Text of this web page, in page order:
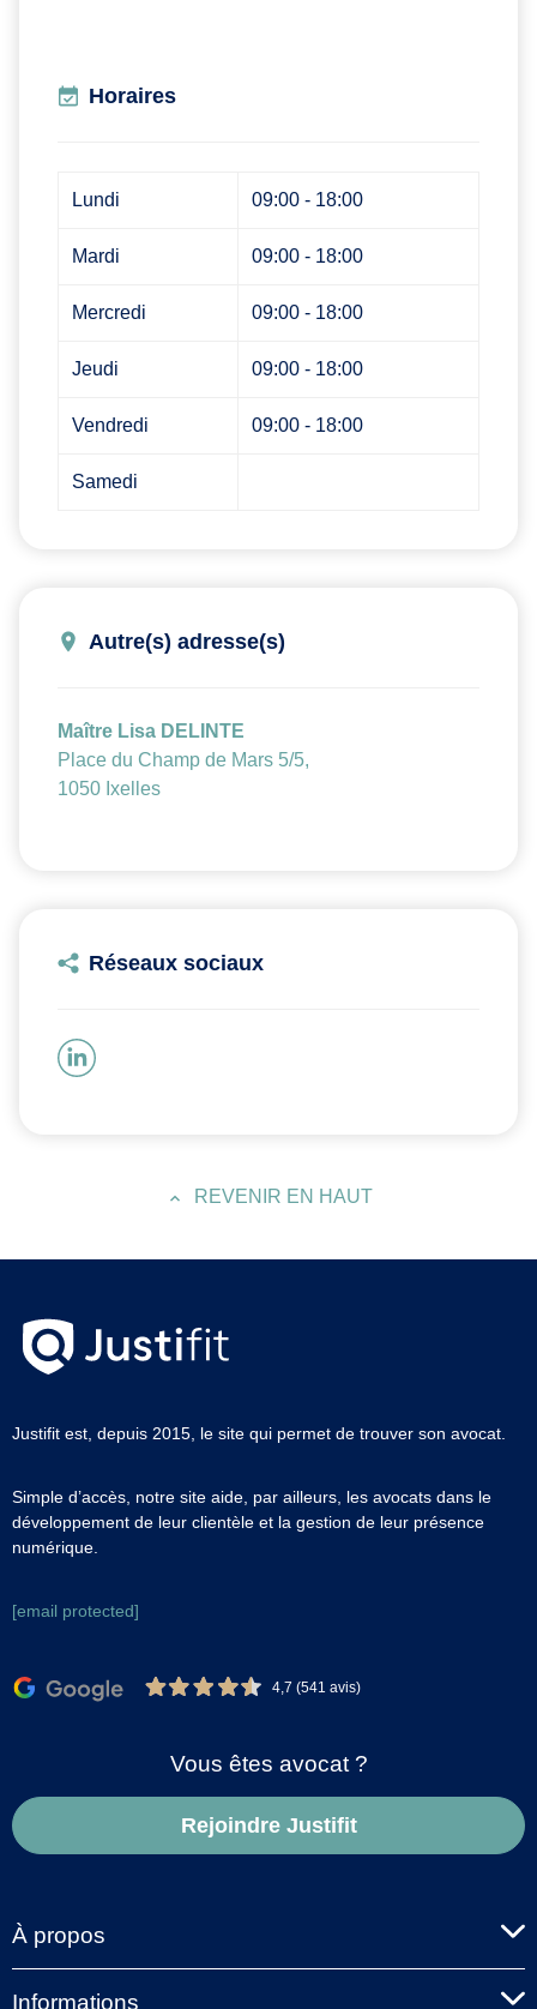
Horaires
Lundi 09:00 - 18:00
Mardi 09:00 - 18:00
Mercredi 09:00 - 18:00
Jeudi 09:00 - 18:00
Vendredi 09:00 - 18:00
Samedi
Autre(s) adresse(s)
Maître Lisa DELINTE
Place du Champ de Mars 5/5,
1050 Ixelles
Réseaux sociaux
REVENIR EN HAUT
Justifit est, depuis 2015, le site qui permet de trouver son avocat.
Simple d’accès, notre site aide, par ailleurs, les avocats dans le
développement de leur clientèle et la gestion de leur présence
numérique.
[email protected]
4,7 (541 avis)
Vous êtes avocat ?
Rejoindre Justifit
À propos
Informations